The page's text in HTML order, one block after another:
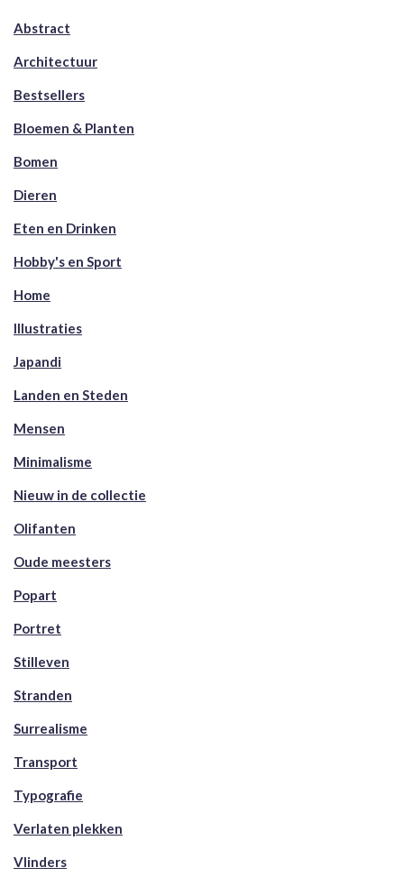
Abstract
Architectuur
Bestsellers
Bloemen & Planten
Bomen
Dieren
Eten en Drinken
Hobby's en Sport
Home
Illustraties
Japandi
Landen en Steden
Mensen
Minimalisme
Nieuw in de collectie
Olifanten
Oude meesters
Popart
Portret
Stilleven
Stranden
Surrealisme
Transport
Typografie
Verlaten plekken
Vlinders